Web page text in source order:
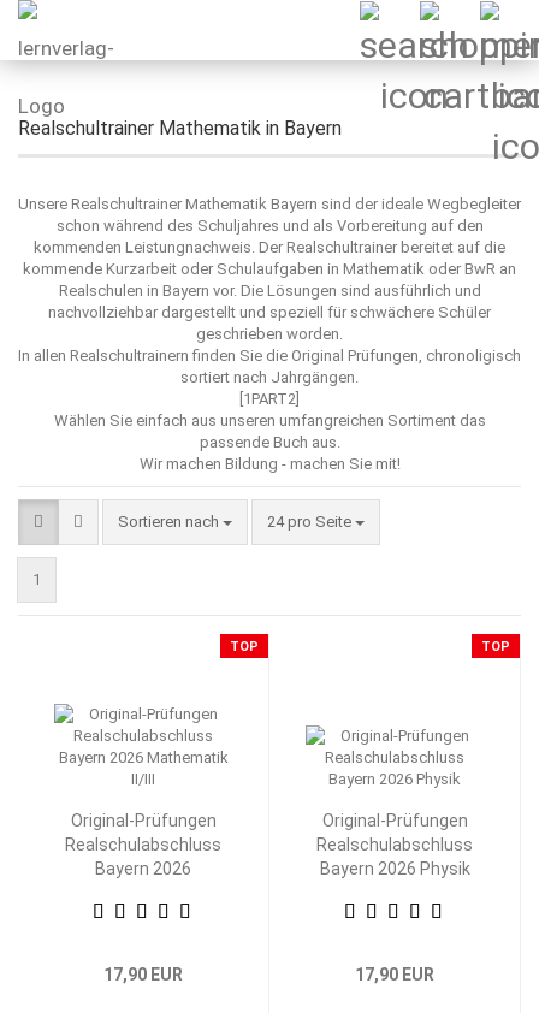
Realschultrainer Mathematik in Bayern
Unsere Realschultrainer Mathematik Bayern sind der ideale Wegbegleiter
schon während des Schuljahres und als Vorbereitung auf den
kommenden Leistungnachweis. Der Realschultrainer bereitet auf die
kommende Kurzarbeit oder Schulaufgaben in Mathematik oder BwR an
Realschulen in Bayern vor. Die Lösungen sind ausführlich und
nachvollziehbar dargestellt und speziell für schwächere Schüler
geschrieben worden.
In allen Realschultrainern finden Sie die Original Prüfungen, chronoligisch
sortiert nach Jahrgängen.
[1PART2]
Wählen Sie einfach aus unseren umfangreichen Sortiment das
passende Buch aus.
Wir machen Bildung - machen Sie mit!
Sortieren nach
Sortieren nach 24 pro Seite
pro Seite
1
TOP
Original-Prüfungen
Realschulabschluss
Bayern 2026
17,90 EUR
TOP
Original-Prüfungen
Realschulabschluss
Bayern 2026 Physik
17,90 EUR